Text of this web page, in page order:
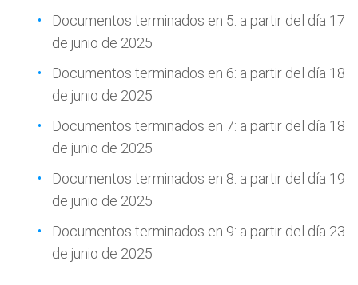
Documentos terminados en 5: a partir del día 17
de junio de 2025
Documentos terminados en 6: a partir del día 18
de junio de 2025
Documentos terminados en 7: a partir del día 18
de junio de 2025
Documentos terminados en 8: a partir del día 19
de junio de 2025
Documentos terminados en 9: a partir del día 23
de junio de 2025